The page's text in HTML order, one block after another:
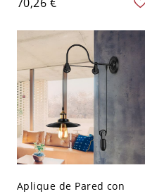
pantalla cónica en latón
antiguo para iluminación
de dormitorio - 110 A 120
V Latón antiguo
Aplique de Pared con